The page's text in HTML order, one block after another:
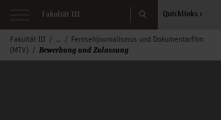
Fakultät III Search Quicklinks
Fakultät III
Fernsehjournalismus und Dokumentarfilm
(MTV)
Bewerbung und Zulassung